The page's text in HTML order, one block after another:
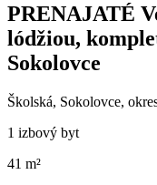
PRENAJATÉ
lódžiou,
Sokolovce
Školská, Sokolovce,
1 izbový byt
41 m²